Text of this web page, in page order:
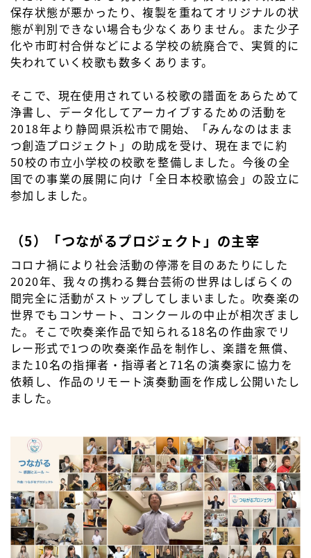
保存状態が悪かったり、複製を重ねてオリジナルの状
態が判別できない場合も少なくありません。また少子
化や市町村合併などによる学校の統廃合で、実質的に
失われていく校歌も数多くあります。
そこで、現在使用されている校歌の譜面をあらためて
浄書し、データ化してアーカイブするための活動を
2018年より静岡県浜松市で開始、「みんなのはまま
つ創造プロジェクト」の助成を受け、現在までに約
50校の市立小学校の校歌を整備しました。今後の全
国での事業の展開に向け「全日本校歌協会」の設立に
参加しました。
（5）「つながるプロジェクト」の主宰
コロナ禍により社会活動の停滞を目のあたりにした
2020年、我々の携わる舞台芸術の世界はしばらくの
間完全に活動がストップしてしまいました。吹奏楽の
世界でもコンサート、コンクールの中止が相次ぎまし
た。そこで吹奏楽作品で知られる18名の作曲家でリ
レー形式で1つの吹奏楽作品を制作し、楽譜を無償、
また10名の指揮者・指導者と71名の演奏家に協力を
依頼し、作品のリモート演奏動画を作成し公開いたし
ました。